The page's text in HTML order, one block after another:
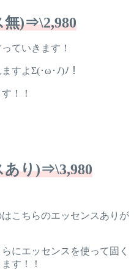
無)⇒\2,980
ていきます！
すよΣ(･ω･ﾉ)ﾉ！
！！
あり)⇒\3,980
こちらのエッセンスありが
にエッセンスを使って固く
す！！